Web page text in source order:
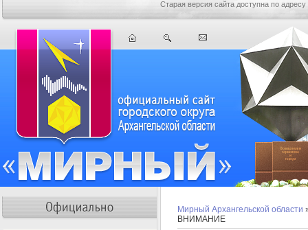
Старая версия сайта доступна по адресу
Мирный Архангельской области
ВНИМАНИЕ